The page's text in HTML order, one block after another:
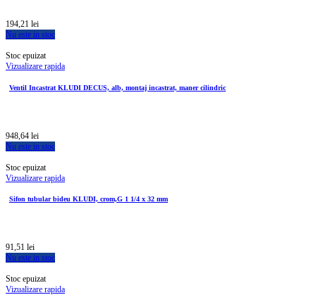
194,21 lei
Nu este in stoc
Stoc epuizat
Vizualizare rapida
Ventil Incastrat KLUDI DECUS, alb, montaj incastrat, maner cilindric
948,64 lei
Nu este in stoc
Stoc epuizat
Vizualizare rapida
Sifon tubular bideu KLUDI, crom,G 1 1/4 x 32 mm
91,51 lei
Nu este in stoc
Stoc epuizat
Vizualizare rapida